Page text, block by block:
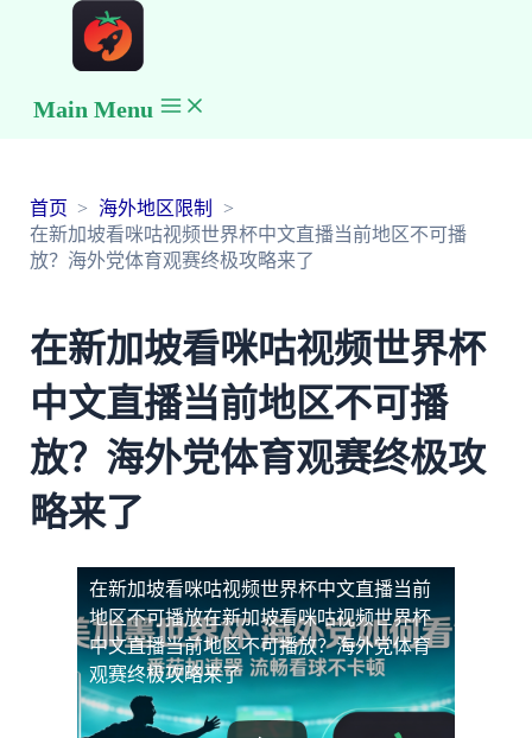
Main Menu
首页
海外地区限制
在新加坡看咪咕视频世界杯中文直播当前地区不可播
放？海外党体育观赛终极攻略来了
在新加坡看咪咕视频世界杯
中文直播当前地区不可播
放？海外党体育观赛终极攻
略来了
在新加坡看咪咕视频世界杯中文直播当前
地区不可播放在新加坡看咪咕视频世界杯
中文直播当前地区不可播放？海外党体育
观赛终极攻略来了